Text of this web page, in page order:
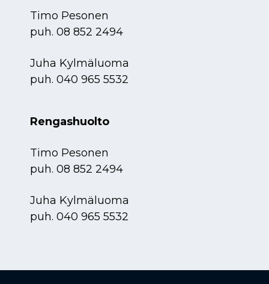
Timo Pesonen
puh. 08 852 2494
Juha Kylmäluoma
puh. 040 965 5532
Rengashuolto
Timo Pesonen
puh. 08 852 2494
Juha Kylmäluoma
puh. 040 965 5532